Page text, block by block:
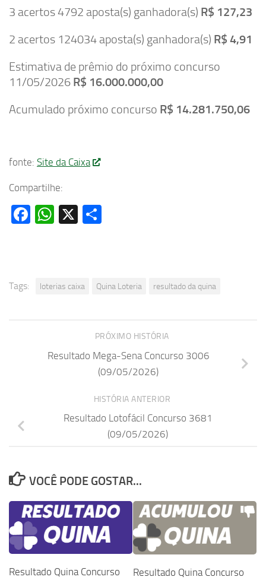
3 acertos 4792 aposta(s) ganhadora(s) R$ 127,23
2 acertos 124034 aposta(s) ganhadora(s) R$ 4,91
Estimativa de prêmio do próximo concurso
11/05/2026 R$ 16.000.000,00
Acumulado próximo concurso R$ 14.281.750,06
fonte: Site da Caixa
Compartilhe:
Facebook
WhatsApp
X
Tags: loterias caixa Quina Loteria resultado da quina
PRÓXIMO HISTÓRIA
Resultado Mega-Sena Concurso 3006
(09/05/2026)
HISTÓRIA ANTERIOR
Resultado Lotofácil Concurso 3681
(09/05/2026)
VOCÊ PODE GOSTAR...
Resultado Quina Concurso
Resultado Quina Concurso